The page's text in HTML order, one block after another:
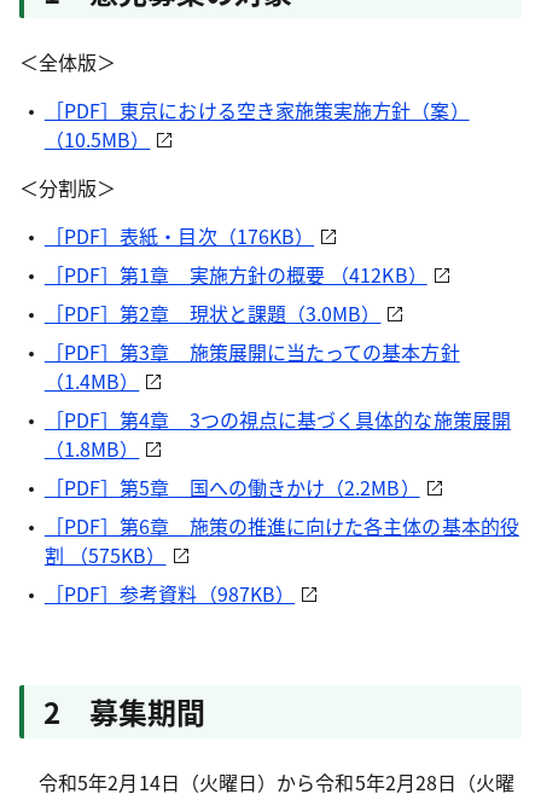
＜全体版＞
［PDF］東京における空き家施策実施方針（案）
（10.5MB）
＜分割版＞
［PDF］表紙・目次（176KB）
［PDF］第1章 実施方針の概要 （412KB）
［PDF］第2章 現状と課題（3.0MB）
［PDF］第3章 施策展開に当たっての基本方針
（1.4MB）
［PDF］第4章 3つの視点に基づく具体的な施策展開
（1.8MB）
［PDF］第5章 国への働きかけ（2.2MB）
［PDF］第6章 施策の推進に向けた各主体の基本的役
割 （575KB）
［PDF］参考資料（987KB）
2 募集期間
令和5年2月14日（火曜日）から令和5年2月28日（火曜